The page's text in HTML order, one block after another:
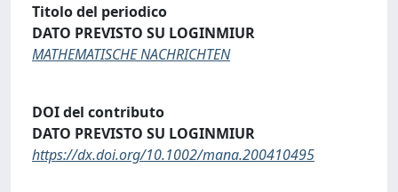
Titolo del periodico
DATO PREVISTO SU LOGINMIUR
MATHEMATISCHE NACHRICHTEN
DOI del contributo
DATO PREVISTO SU LOGINMIUR
https://dx.doi.org/10.1002/mana.200410495